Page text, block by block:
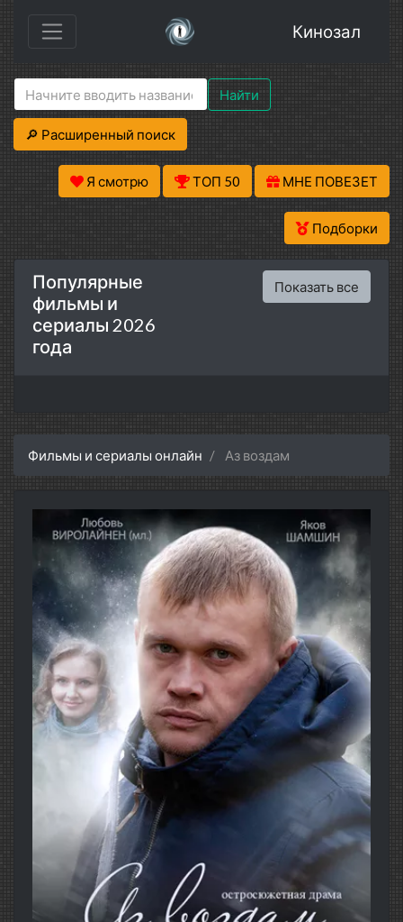
Кинозал
Найти
🔎 Расширенный поиск
Я смотрю ТОП 50 МНЕ ПОВЕЗЕТ
Подборки
Популярные
фильмы и
сериалы 2026
года
Показать все
Фильмы и сериалы онлайн Аз воздам